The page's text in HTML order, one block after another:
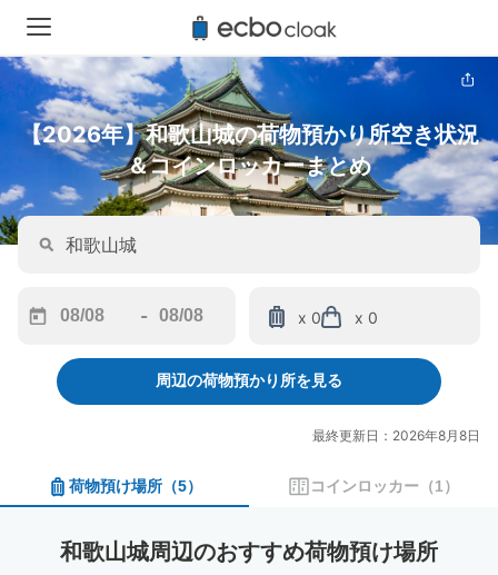
【2026年】和歌山城の荷物預かり所空き状況
＆コインロッカーまとめ
forward
interact
calendar
and
a
date.
-
backward
to
interact
calendar
and
a
date.
x 0 x 0
周辺の荷物預かり所を見る
最終更新日：2026年8月8日
荷物預け場所 （5） コインロッカー （1）
和歌山城周辺のおすすめ荷物預け場所